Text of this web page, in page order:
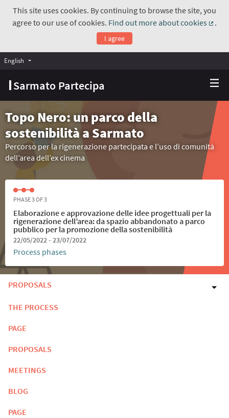
This site uses cookies. By continuing to browse the site, you
agree to our use of cookies. Find out more about cookies
.
I agree
Sarmato Partecipa
English Choose language
Topo Nero: un parco della
sostenibilità a Sarmato
Percorso per la rigenerazione partecipata e l’uso di comunità
dell’area dell’ex cinema
PHASE 3 OF 3
Elaborazione e approvazione delle idee progettuali per la
rigenerazione dell’area: da spazio abbandonato a parco
pubblico per la promozione della sostenibilità
22/05/2022 - 23/07/2022
Process phases
PROPOSALS
THE PROCESS
PAGE
PROPOSALS
MEETINGS
BLOG
PAGE